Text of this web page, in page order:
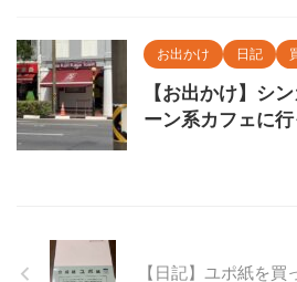
お出かけ 日記
【お出かけ】シ
ーン系カフェに
【日記】ユポ紙を買